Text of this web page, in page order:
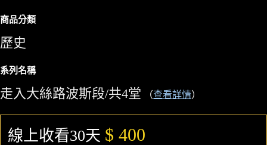
商品分類
歷史
系列名稱
走入大絲路波斯段/共4堂 （查看詳情）
線上收看30天 $ 400